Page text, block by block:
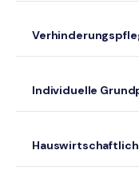
Individuelle